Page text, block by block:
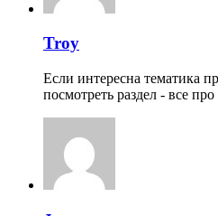
Troy
Если интересна тематика
посмотреть раздел - все